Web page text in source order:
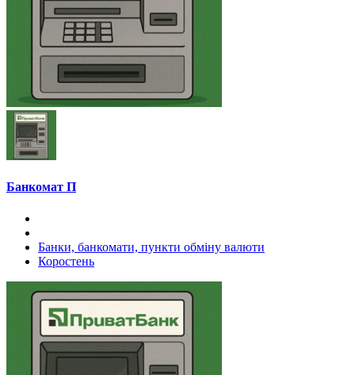
Банкомат П
Банки, банкомати, пункти обміну валюти
Коростень